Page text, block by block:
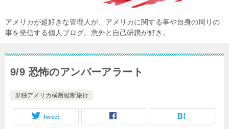
アメリカが超好きな管理人が、アメリカに関する事や自身の周りの
事を発信する個人ブログ。意外と自己研鑽が好き。
9/9 恐怖のアンバーアラート
単独アメリカ横断縦断旅行
Tweet